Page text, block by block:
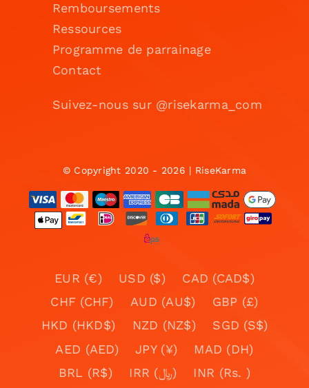
Remboursements
Ressources
Programme de parrainage
Contact
Suivez-nous sur @risekarma_com
© Copyright 2020 - 2026 | RiseKarma
EUR (€) USD ($)
CAD (CAD$)
CHF (CHF)
AUD (AU$)
GBP (£)
HKD (HKD$)
NZD (NZ$)
SGD (S$)
AED (AED)
JPY (¥)
MAD (DH)
BRL (R$)
IRR (﷼)
INR (Rs. )